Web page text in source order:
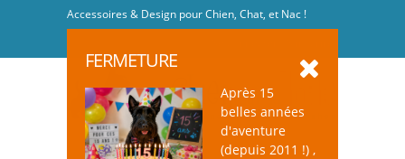
Accessoires & Design pour Chien, Chat, et Nac !
FERMETURE
Après 15
belles années
d'aventure
(depuis 2011 !) ,